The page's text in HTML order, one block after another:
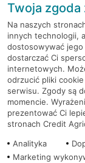
RODO
Regulamin
Mapa serwisu
PolitykaCookies
Twoja zgoda
Na naszych
innych technologii,
dostosowywać
dostarczać Ci
internetowych.
odrzucić pliki
serwisu. Zgody są
momencie.
prezentować Ci
stronach Credit
Analityka
Marketing